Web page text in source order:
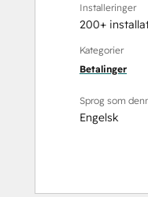
Installeringer
200+
Kategorier
Betalinger
Sprog som
Engelsk